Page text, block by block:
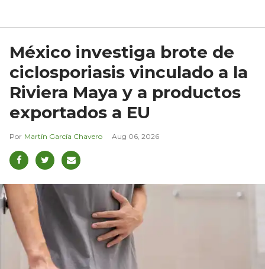
México investiga brote de
ciclosporiasis vinculado a la
Riviera Maya y a productos
exportados a EU
Martín García Chavero Aug 06, 2026